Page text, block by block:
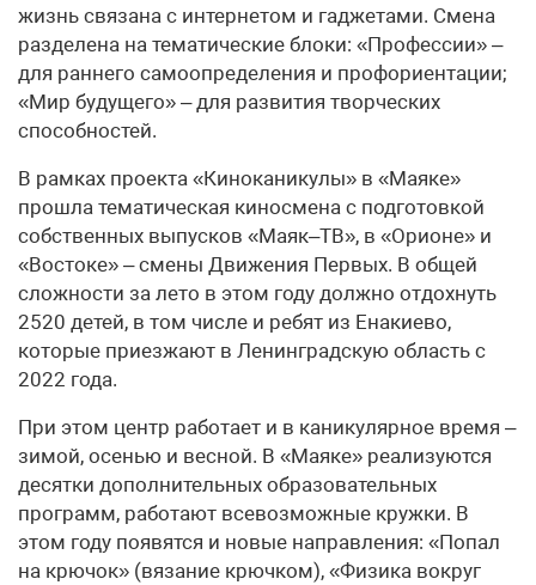
жизнь связана с интернетом и гаджетами. Смена
разделена на тематические блоки: «Профессии» –
для раннего самоопределения и профориентации;
«Мир будущего» – для развития творческих
способностей.
В рамках проекта «Киноканикулы» в «Маяке»
прошла тематическая киносмена с подготовкой
собственных выпусков «Маяк–ТВ», в «Орионе» и
«Востоке» – смены Движения Первых. В общей
сложности за лето в этом году должно отдохнуть
2520 детей, в том числе и ребят из Енакиево,
которые приезжают в Ленинградскую область с
2022 года.
При этом центр работает и в каникулярное время –
зимой, осенью и весной. В «Маяке» реализуются
десятки дополнительных образовательных
программ, работают всевозможные кружки. В
этом году появятся и новые направления: «Попал
на крючок» (вязание крючком), «Физика вокруг